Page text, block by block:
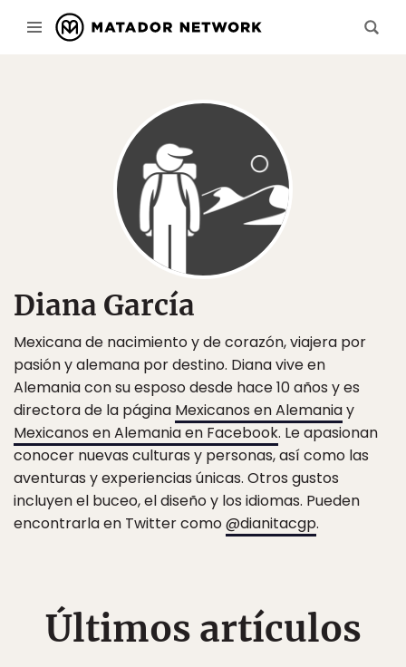
Diana García
Mexicana de nacimiento y de corazón, viajera por
pasión y alemana por destino. Diana vive en
Alemania con su esposo desde hace 10 años y es
directora de la página Mexicanos en Alemaniay
Mexicanos en Alemania en Facebook. Le apasionan
conocer nuevas culturas y personas, así como las
aventuras y experiencias únicas. Otros gustos
incluyen el buceo, el diseño y los idiomas. Pueden
encontrarla en Twitter como@dianitacgp.
Últimos artículos